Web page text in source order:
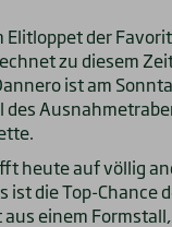
der
zu diesem
ist am
des
heute auf völlig
ist die Top-Chance
einem